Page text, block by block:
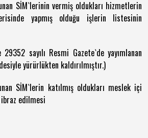
SİM`lerinin vermiş oldukları hizmetlerin
yapmış olduğu işlerin listesinin
sayılı Resmi Gazete`de yayımlanan
yürürlükten kaldırılmıştır.)
SİM`lerin katılmış oldukları meslek içi
edilmesi